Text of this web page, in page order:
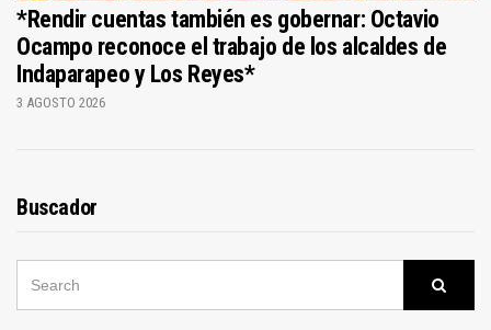
*Rendir cuentas también es gobernar: Octavio
Ocampo reconoce el trabajo de los alcaldes de
Indaparapeo y Los Reyes*
3 AGOSTO 2026
Buscador